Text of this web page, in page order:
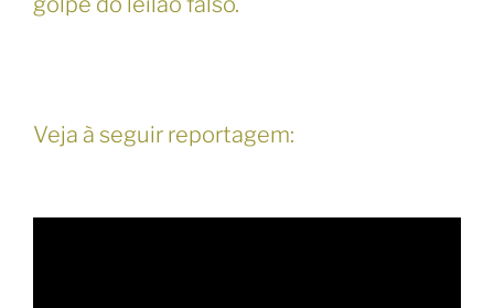
Veja à seguir reportagem: